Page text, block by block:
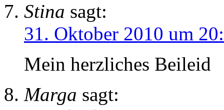
Stina sagt:
31. Oktober 2010 um
Mein herzliches Beileid
Marga sagt: